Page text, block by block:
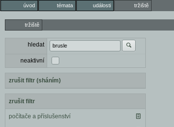
úvod témata události tržiště
tržiště
hledat
neaktivní
zrušit filtr (sháním)
zrušit filtr
počítače a příslušenství